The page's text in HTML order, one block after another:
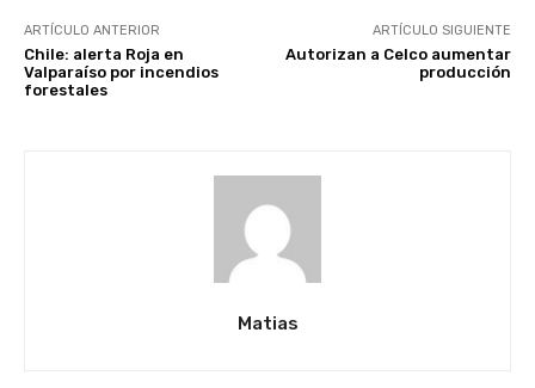
ARTÍCULO ANTERIOR
Chile: alerta Roja en
Valparaíso por incendios
forestales
ARTÍCULO SIGUIENTE
Autorizan a Celco aumentar
producción
Matias